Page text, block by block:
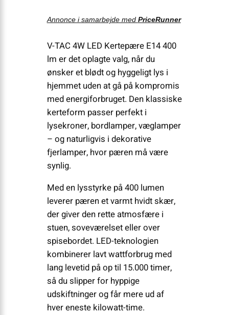
Annonce i samarbejde med PriceRunner
V-TAC 4W LED Kertepære E14 400
lm er det oplagte valg, når du
ønsker et blødt og hyggeligt lys i
hjemmet uden at gå på kompromis
med energiforbruget. Den klassiske
kerteform passer perfekt i
lysekroner, bordlamper, væglamper
– og naturligvis i dekorative
fjerlamper, hvor pæren må være
synlig.
Med en lysstyrke på 400 lumen
leverer pæren et varmt hvidt skær,
der giver den rette atmosfære i
stuen, soveværelset eller over
spisebordet. LED-teknologien
kombinerer lavt wattforbrug med
lang levetid på op til 15.000 timer,
så du slipper for hyppige
udskiftninger og får mere ud af
hver eneste kilowatt-time.